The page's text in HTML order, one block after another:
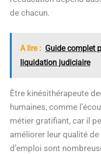
de chacun.
A lire : Guide complet
liquidation judiciaire
Être kinésithérapeute
humaines, comme
métier gratifiant, car il
améliorer leur qualité
d’emploi sont